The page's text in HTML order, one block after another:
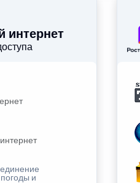
интернет
и